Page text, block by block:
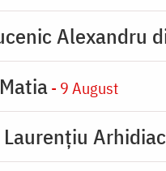
Alexandru
- 9 August